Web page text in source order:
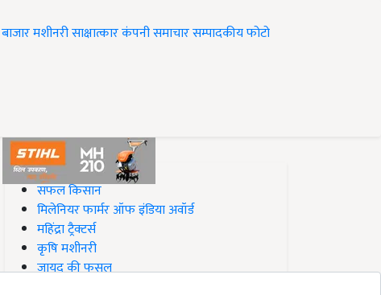
बाजारमशीनरीसाक्षात्कारकंपनी समाचारसम्पादकीयफोटो
#Top on Krishi Jagran
सफल किसान
मिलेनियर फार्मर ऑफ इंडिया अवॉर्ड
महिंद्रा ट्रैक्टर्स
कृषि मशीनरी
जायद की फसल